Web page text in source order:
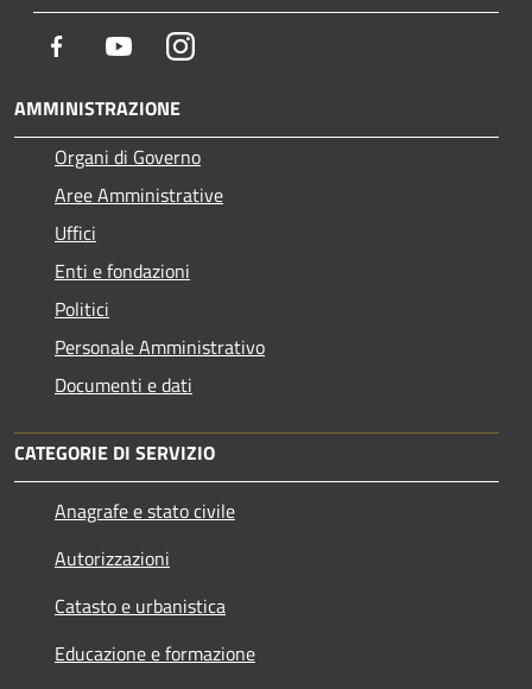
Facebook YoutubeInstagram
AMMINISTRAZIONE
Organi di Governo
Aree Amministrative
Uffici
Enti e fondazioni
Politici
Personale Amministrativo
Documenti e dati
CATEGORIE DI SERVIZIO
Anagrafe e stato civile
Autorizzazioni
Catasto e urbanistica
Educazione e formazione